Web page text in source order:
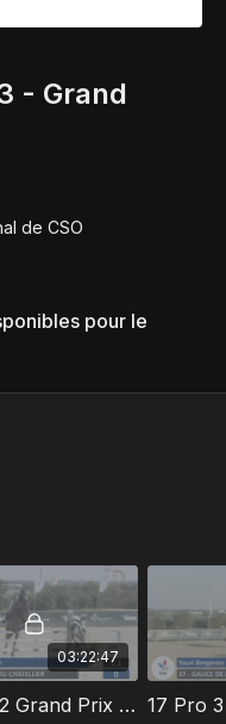
- Grand
de CSO
pour le
03:22:47
14 Pro 2 Grand Prix - Mâcon Chaintré 2023 - Grand National de CSO